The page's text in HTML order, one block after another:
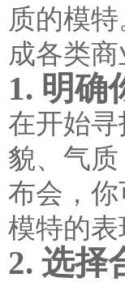
质的模
成各类商
1. 明确
在开始
貌、气
布会，
模特的
2. 选择